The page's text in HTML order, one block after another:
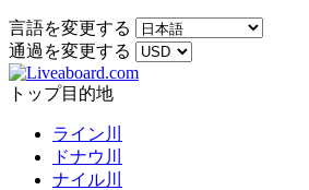
言語を変更する
通過を変更する
トップ目的地
ライン川
ドナウ川
ナイル川